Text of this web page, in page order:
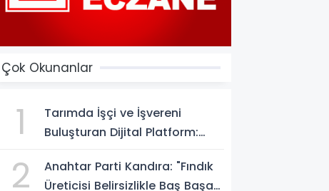
Çok Okunanlar
1
Tarımda İşçi ve İşvereni
Buluşturan Dijital Platform:
2
Anahtar Parti Kandıra: "Fındık
Üreticisi Belirsizlikle Baş Başa